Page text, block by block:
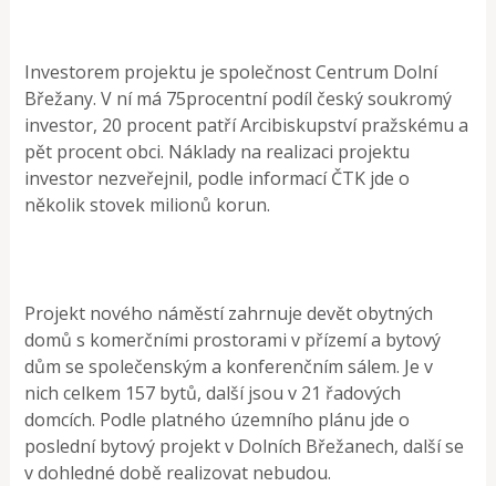
Investorem projektu je společnost Centrum Dolní
Břežany. V ní má 75procentní podíl český soukromý
investor, 20 procent patří Arcibiskupství pražskému a
pět procent obci. Náklady na realizaci projektu
investor nezveřejnil, podle informací ČTK jde o
několik stovek milionů korun.
Projekt nového náměstí zahrnuje devět obytných
domů s komerčními prostorami v přízemí a bytový
dům se společenským a konferenčním sálem. Je v
nich celkem 157 bytů, další jsou v 21 řadových
domcích. Podle platného územního plánu jde o
poslední bytový projekt v Dolních Břežanech, další se
v dohledné době realizovat nebudou.